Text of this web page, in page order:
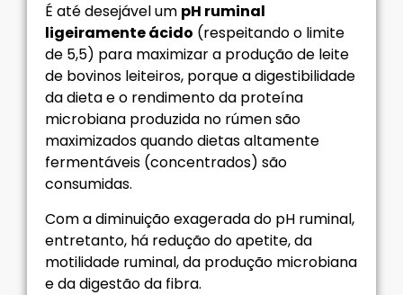
É até desejável um pH ruminal
ligeiramente ácido (respeitando o limite
de 5,5) para maximizar a produção de leite
de bovinos leiteiros, porque a digestibilidade
da dieta e o rendimento da proteína
microbiana produzida no rúmen são
maximizados quando dietas altamente
fermentáveis (concentrados) são
consumidas.
Com a diminuição exagerada do pH ruminal,
entretanto, há redução do apetite, da
motilidade ruminal, da produção microbiana
e da digestão da fibra.